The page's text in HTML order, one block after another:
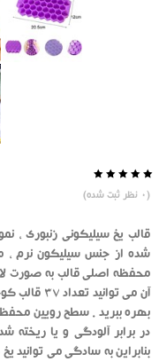
از
50
رای
دهنده
(
0 نظر ثبت شده)
قالب یخ سیلیکونی زنبوری ،
شده از جنس سیلیکون نرم ،
محفظه اصلی قالب به صورت
آن می
بهره ببرید . سطح رویین
در برابر آلودگی و یا ریخته
بنابراین به سادگی می توانید